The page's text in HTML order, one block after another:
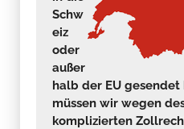
Schw
eiz
oder
außer
halb der EU
müssen wir wegen
komplizierten